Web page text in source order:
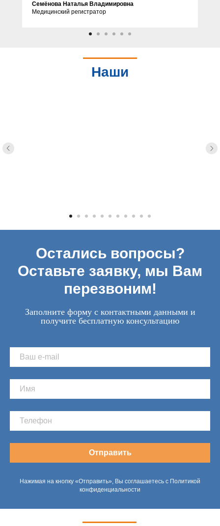
Семёнова Наталья Владимировна
Медицинский регистратор
Наши
Остались вопросы?
Оставьте заявку, мы Вам
перезвоним!
Заполните форму с контактными данными и
получите бесплатную консультацию
Отправить
Нажимая на кнопку «Отправить», Вы соглашаетесь с Политикой
конфиденциальности